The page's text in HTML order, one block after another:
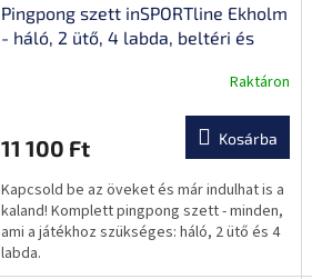
Pingpong szett inSPORTline Ekholm
- háló, 2 ütő, 4 labda, beltéri és
Raktáron
11 100 Ft Kosárba
Kapcsold be az öveket és már indulhat is a
kaland! Komplett pingpong szett - minden,
ami a játékhoz szükséges: háló, 2 ütő és 4
labda.